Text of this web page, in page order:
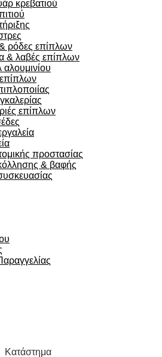
κρεβατιού
ρόδες επίπλων
& λαβές επίπλων
αλουμινίου
επίπλων
προστασίας
& βαφής
Κατάστημα